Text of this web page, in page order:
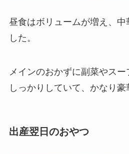
昼食はボリュームが増え、
した。
メインのおかずに副菜やス
しっかりしていて、かなり豪
出産翌日のおやつ